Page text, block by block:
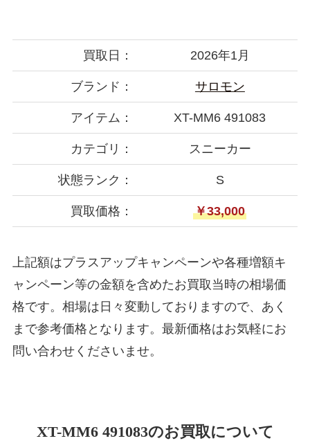
買取日： 2026年1月
ブランド： サロモン
アイテム： XT-MM6 491083
カテゴリ： スニーカー
状態ランク： S
買取価格： ￥33,000
上記額はプラスアップキャンペーンや各種増額キ
ャンペーン等の金額を含めたお買取当時の相場価
格です。相場は日々変動しておりますので、あく
まで参考価格となります。最新価格はお気軽にお
問い合わせくださいませ。
XT-MM6 491083のお買取について